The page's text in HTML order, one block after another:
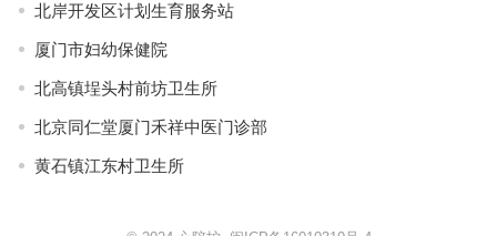
北岸开发区计划生育服务站
厦门市妇幼保健院
北高镇埕头村前坊卫生所
北京同仁堂厦门禾祥中医门诊部
黄石镇江东村卫生所